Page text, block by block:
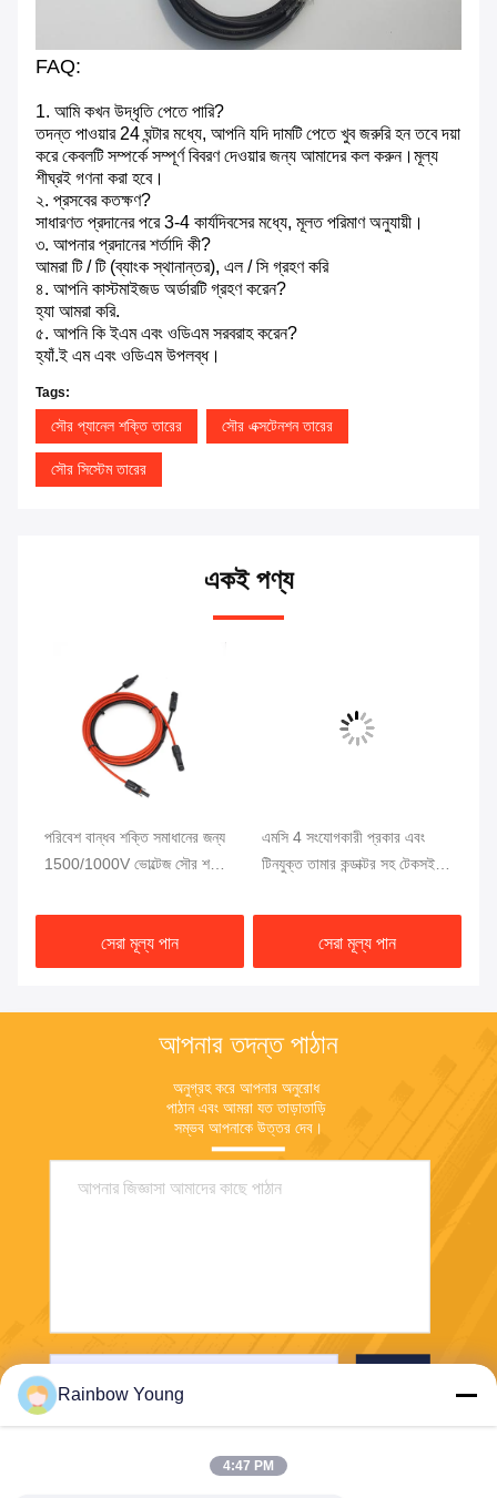
FAQ:
1. আমি কখন উদ্ধৃতি পেতে পারি?
তদন্ত পাওয়ার 24 ঘন্টার মধ্যে, আপনি যদি দামটি পেতে খুব জরুরি হন তবে দয়া
করে কেবলটি সম্পর্কে সম্পূর্ণ বিবরণ দেওয়ার জন্য আমাদের কল করুন।মূল্য
শীঘ্রই গণনা করা হবে।
২. প্রসবের কতক্ষণ?
সাধারণত প্রদানের পরে 3-4 কার্যদিবসের মধ্যে, মূলত পরিমাণ অনুযায়ী।
৩. আপনার প্রদানের শর্তাদি কী?
আমরা টি / টি (ব্যাংক স্থানান্তর), এল / সি গ্রহণ করি
৪. আপনি কাস্টমাইজড অর্ডারটি গ্রহণ করেন?
হ্যা আমরা করি.
৫. আপনি কি ইএম এবং ওডিএম সরবরাহ করেন?
হ্যাঁ.ই এম এবং ওডিএম উপলব্ধ।
Tags:
সৌর প্যানেল শক্তি তারের সৌর এক্সটেনশন তারের
সৌর সিস্টেম তারের
একই পণ্য
পরিবেশ বান্ধব শক্তি সমাধানের জন্য
1500/1000V ভোল্টেজ সৌর শক্তি
সেরা মূল্য পান
এমসি 4 সংযোগকারী প্রকার এবং
টিনযুক্ত তামার কন্ডাক্টর সহ টেকসই
সেরা মূল্য পান
আপনার তদন্ত পাঠান
অনুগ্রহ করে আপনার অনুরোধ
পাঠান এবং আমরা যত তাড়াতাড়ি
সম্ভব আপনাকে উত্তর দেব।
Rainbow Young
4:47 PM